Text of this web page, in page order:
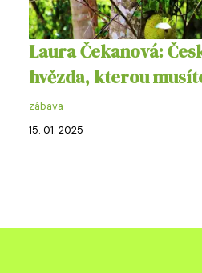
Laura Čekanová:
hvězda, kterou
zábava
15. 01. 2025